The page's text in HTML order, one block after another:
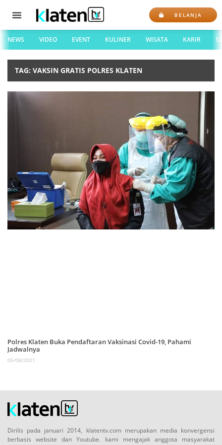
BELANJA
NEWS VIDEO EVENT KULINER WISATA KARIR
TAG: VAKSIN GRATIS POLRES KLATEN
Polres Klaten Buka Pendaftaran Vaksinasi Covid-19, Pahami
Jadwalnya
05/08/2021
Dirilis pada januari 2014, klatentv.com merupakan media konvergensi
berbasis website dan Youtube. kami mengajak anggota masyarakat